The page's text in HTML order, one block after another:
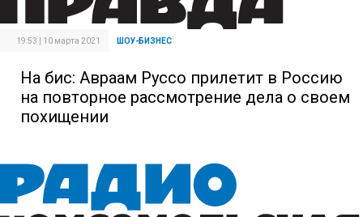
19:53 | 10 марта 2021 ШОУ-БИЗНЕС
На бис: Авраам Руссо прилетит в Россию
на повторное рассмотрение дела о своем
похищении